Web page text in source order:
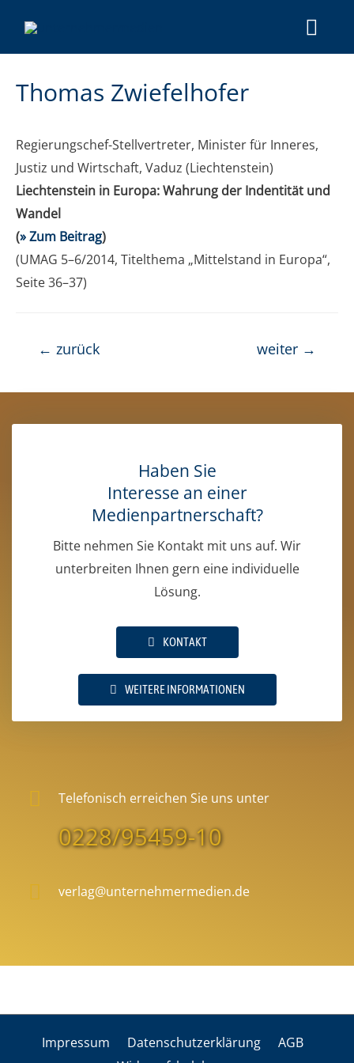
Tho­mas Zwiefelhofer
Regie­rungs­chef-Stell­ver­tre­ter, Minis­ter für Inne­res,
Jus­tiz und Wirt­schaft, Vaduz (Liech­ten­stein)
Liech­ten­stein in Euro­pa: Wah­rung der Inden­ti­tät und
Wan­del
(» Zum Bei­trag)
(UMAG 5–6/2014, Titel­the­ma „Mit­tel­stand in Euro­pa“,
Sei­te 36–37)
← zurück weiter →
Haben Sie
Interesse an einer
Medienpartnerschaft?
Bitte nehmen Sie Kontakt mit uns auf. Wir
unterbreiten Ihnen gern eine individuelle
Lösung.
KONTAKT
WEITERE INFORMATIONEN
Telefonisch erreichen Sie uns unter
0228/95459-10
verlag@unternehmermedien.de
Impres­sum Daten­schutz­er­klä­rung
AGB